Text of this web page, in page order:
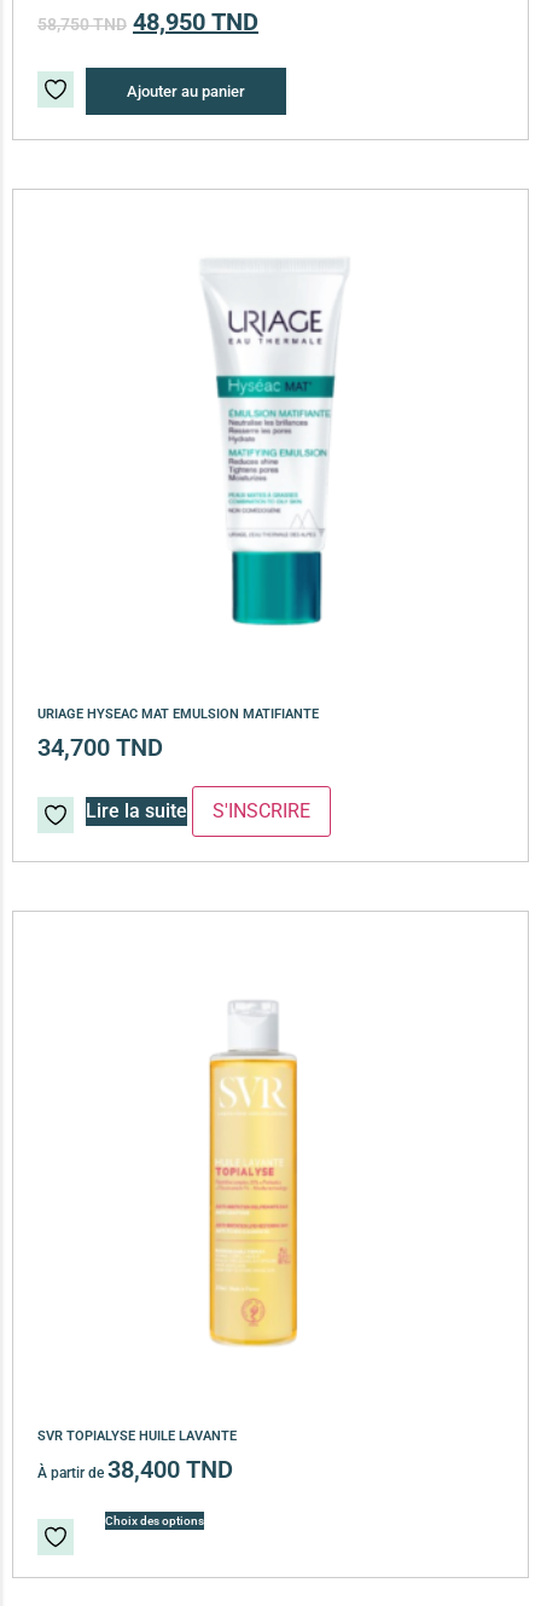
SVR TOPIALYSE HUILE LAVANTE
À partir de 38,400 TND
Choix des options
URIAGE HYSEAC MAT EMULSION MATIFIANTE
34,700 TND
Lire la suite
58,750TND 48,950 TND
Ajouter au panier